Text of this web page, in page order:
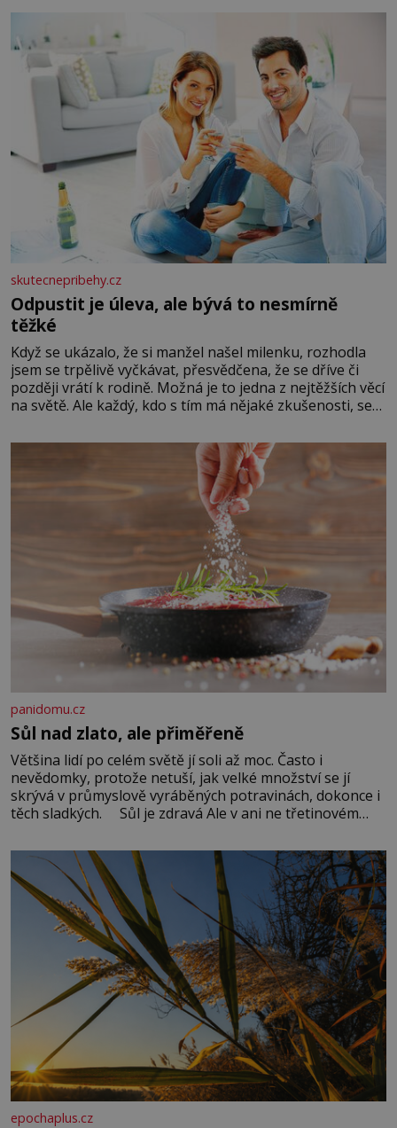
okurky ✿ 2 rajčata Zálivka: ✿ 4 lžíce olivového oleje ✿ 1
lžíci citronové šťávy ✿ ½ stroužku
skutecnepribehy.cz
Odpustit je úleva, ale bývá to nesmírně
těžké
Když se ukázalo, že si manžel našel milenku, rozhodla
jsem se trpělivě vyčkávat, přesvědčena, že se dříve či
později vrátí k rodině. Možná je to jedna z nejtěžších věcí
na světě. Ale každý, kdo s tím má nějaké zkušenosti, se
Když se ke mně doneslo, že si manžel pořídil milenku,
panidomu.cz
Sůl nad zlato, ale přiměřeně
Většina lidí po celém světě jí soli až moc. Často i
nevědomky, protože netuší, jak velké množství se jí
skrývá v průmyslově vyráběných potravinách, dokonce i
těch sladkých. Sůl je zdravá Ale v ani ne třetinovém
základní složky– sodík a chlór – jsou zásadní pro
správné hospodaření
epochaplus.cz